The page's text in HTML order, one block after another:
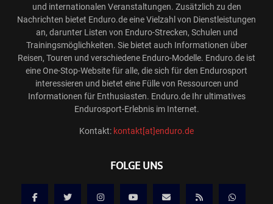
und internationalen Veranstaltungen. Zusätzlich zu den
Nachrichten bietet Enduro.de eine Vielzahl von Dienstleistungen
an, darunter Listen von Enduro-Strecken, Schulen und
Trainingsmöglichkeiten. Sie bietet auch Informationen über
Reisen, Touren und verschiedene Enduro-Modelle. Enduro.de ist
eine One-Stop-Website für alle, die sich für den Endurosport
interessieren und bietet eine Fülle von Ressourcen und
Informationen für Enthusiasten. Enduro.de Ihr ultimatives
Endurosport-Erlebnis im Internet.
Kontakt: kontakt[at]enduro.de
FOLGE UNS